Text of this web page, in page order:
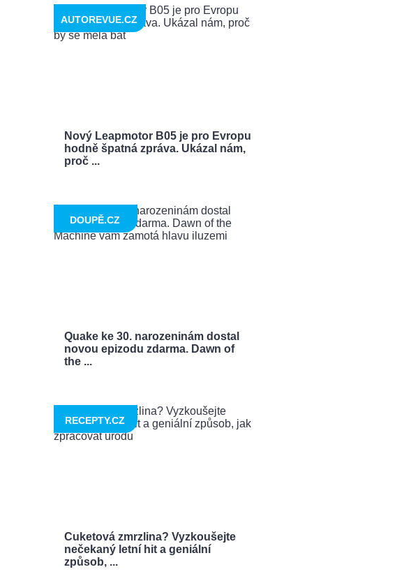
Nový Leapmotor B05 je pro Evropu
hodně špatná zpráva. Ukázal nám,
proč ...
AUTOREVUE.CZ
Quake ke 30. narozeninám dostal
novou epizodu zdarma. Dawn of
the ...
DOUPĚ.CZ
Cuketová zmrzlina? Vyzkoušejte
nečekaný letní hit a geniální
způsob, ...
RECEPTY.CZ